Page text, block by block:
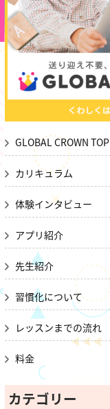
GLOBAL CROWN TOP
カリキュラム
体験インタビュー
アプリ紹介
先生紹介
習慣化について
レッスンまでの流れ
料金
カテゴリー